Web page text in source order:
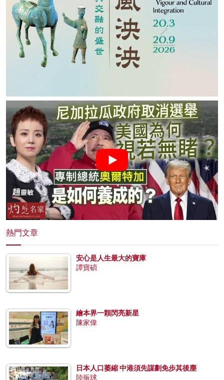
熱門文章
安心是人生最大的寶庫
譚寶碩
繪本界一顆閃亮新星
陳家偉
日本人口萎縮 中港須先謀劃免步其後塵
陸振球